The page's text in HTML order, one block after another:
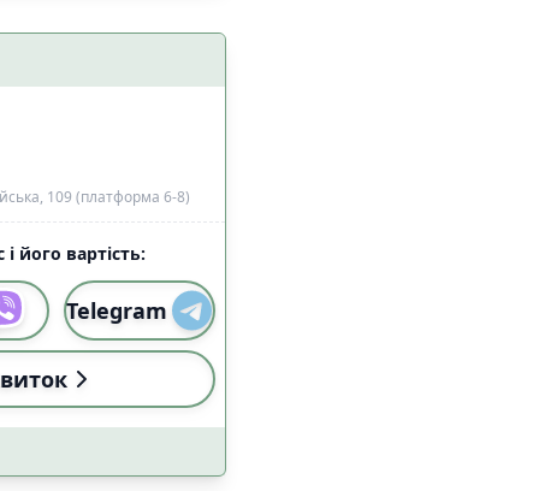
0
0
109 (платформа 6-8)
його вартість:
Telegram